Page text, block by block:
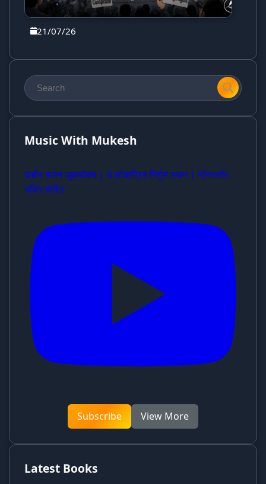
21/07/26
Music With Mukesh
कबीर भजन जुकबॉक्स | 6 लोकप्रिय निर्गुण भजन | नॉनस्टॉप
भक्ति संगीत
Subscribe View More
Latest Books